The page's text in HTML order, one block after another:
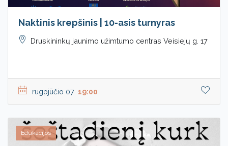
Naktinis krepšinis | 10-asis turnyras
Druskininkų jaunimo užimtumo centras Veisiejų g. 17
rugpjūčio 07 19:00
Edukacijos